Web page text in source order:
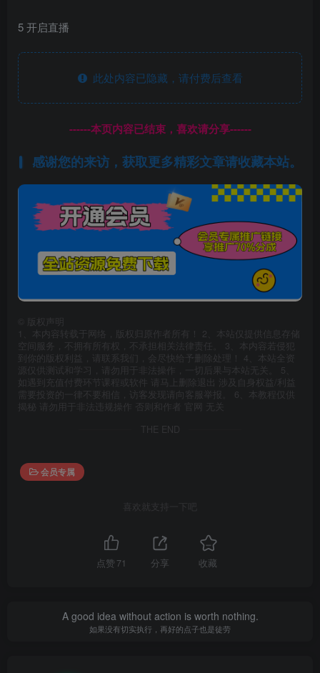
5 开启直播
此处内容已隐藏，请付费后查看
------本页内容已结束，喜欢请分享------
感谢您的来访，获取更多精彩文章请收藏本站。
版权声明
1、本内容转载于网络，版权归原作者所有！ 2、本站仅提供信息存储
空间服务，不拥有所有权，不承担相关法律责任。 3、本内容若侵犯
到你的版权利益，请联系我们，会尽快给予删除处理！ 4、本站全资
源仅供测试和学习，请勿用于非法操作，一切后果与本站无关。 5、
如遇到充值付费环节课程或软件 请马上删除退出 涉及自身权益/利益
需要投资的一律不要相信，访客发现请向客服举报。 6、本教程仅供
揭秘 请勿用于非法违规操作 否则和作者 官网 无关
THE END
会员专属
喜欢就支持一下吧
点赞 71 分享 收藏
A good idea without action is worth nothing.
如果没有切实执行，再好的点子也是徒劳